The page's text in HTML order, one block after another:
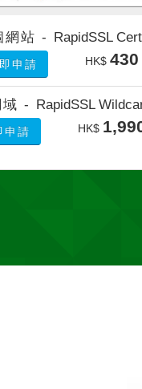
網站 - RapidSSL
申請 HK$ 430
域 - RapidSSL
申請 HK$